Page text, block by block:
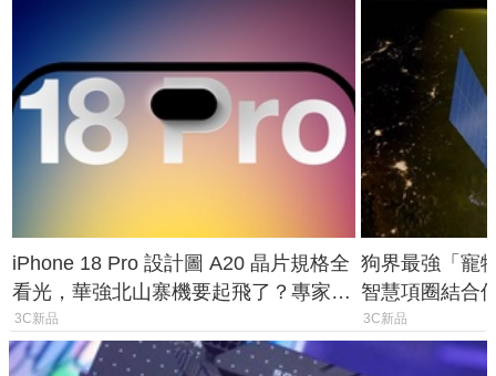
iPhone 18 Pro 設計圖 A20 晶片規格全
看光，華強北山寨機要起飛了？專家曝
山寨機無法復刻兩大關鍵
3C新品
狗界最強「寵
智慧項圈結合
谷也能精準找
3C新品